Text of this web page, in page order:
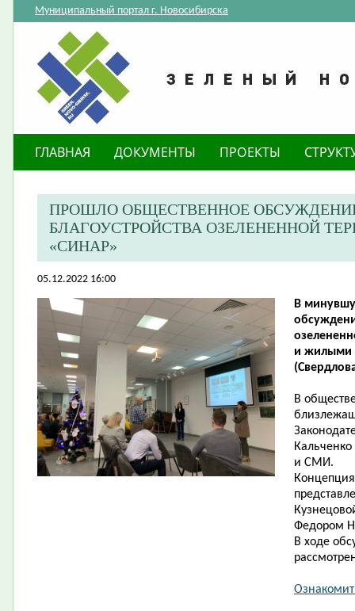
Муниципальный портал г. Новосибирска
ГЛАВНАЯ ДОКУМЕНТЫ ПРОЕКТЫ
ПРОШЛО ОБЩЕСТВЕННОЕ
БЛАГОУСТРОЙСТВА ОЗЕЛЕНЕННОЙ
«СИНАР»
05.12.2022 16:00
В
и жилыми
В
и СМИ.
Федором
В ходе